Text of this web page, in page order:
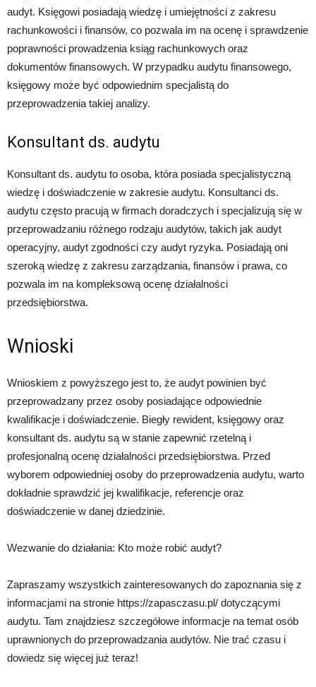
audyt. Księgowi posiadają wiedzę i umiejętności z zakresu
rachunkowości i finansów, co pozwala im na ocenę i sprawdzenie
poprawności prowadzenia ksiąg rachunkowych oraz
dokumentów finansowych. W przypadku audytu finansowego,
księgowy może być odpowiednim specjalistą do
przeprowadzenia takiej analizy.
Konsultant ds. audytu
Konsultant ds. audytu to osoba, która posiada specjalistyczną
wiedzę i doświadczenie w zakresie audytu. Konsultanci ds.
audytu często pracują w firmach doradczych i specjalizują się w
przeprowadzaniu różnego rodzaju audytów, takich jak audyt
operacyjny, audyt zgodności czy audyt ryzyka. Posiadają oni
szeroką wiedzę z zakresu zarządzania, finansów i prawa, co
pozwala im na kompleksową ocenę działalności
przedsiębiorstwa.
Wnioski
Wnioskiem z powyższego jest to, że audyt powinien być
przeprowadzany przez osoby posiadające odpowiednie
kwalifikacje i doświadczenie. Biegły rewident, księgowy oraz
konsultant ds. audytu są w stanie zapewnić rzetelną i
profesjonalną ocenę działalności przedsiębiorstwa. Przed
wyborem odpowiedniej osoby do przeprowadzenia audytu, warto
dokładnie sprawdzić jej kwalifikacje, referencje oraz
doświadczenie w danej dziedzinie.
Wezwanie do działania: Kto może robić audyt?
Zapraszamy wszystkich zainteresowanych do zapoznania się z
informacjami na stronie https://zapasczasu.pl/ dotyczącymi
audytu. Tam znajdziesz szczegółowe informacje na temat osób
uprawnionych do przeprowadzania audytów. Nie trać czasu i
dowiedz się więcej już teraz!